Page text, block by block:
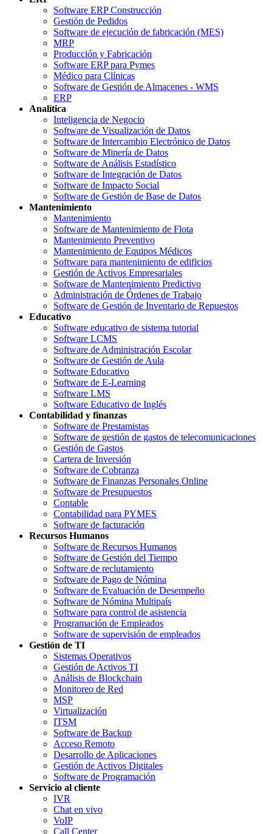
Software ERP Construcción
Gestión de Pedidos
Software de ejecución de fabricación (MES)
MRP
Producción y Fabricación
Software ERP para Pymes
Médico para Clínicas
Software de Gestión de Almacenes - WMS
ERP
Analítica
Inteligencia de Negocio
Software de Visualización de Datos
Software de Intercambio Electrónico de Datos
Software de Minería de Datos
Software de Análisis Estadístico
Software de Integración de Datos
Software de Impacto Social
Software de Gestión de Base de Datos
Mantenimiento
Mantenimiento
Software de Mantenimiento de Flota
Mantenimiento Preventivo
Mantenimiento de Equipos Médicos
Software para mantenimiento de edificios
Gestión de Activos Empresariales
Software de Mantenimiento Predictivo
Administración de Órdenes de Trabajo
Software de Gestión de Inventario de Repuestos
Educativo
Software educativo de sistema tutorial
Software LCMS
Software de Administración Escolar
Software de Gestión de Aula
Software Educativo
Software de E-Learning
Software LMS
Software Educativo de Inglés
Contabilidad y finanzas
Software de Prestamistas
Software de gestión de gastos de telecomunicaciones
Gestión de Gastos
Cartera de Inversión
Software de Cobranza
Software de Finanzas Personales Online
Software de Presupuestos
Contable
Contabilidad para PYMES
Software de facturación
Recursos Humanos
Software de Recursos Humanos
Software de Gestión del Tiempo
Software de reclutamiento
Software de Pago de Nómina
Software de Evaluación de Desempeño
Software de Nómina Multipaís
Software para control de asistencia
Programación de Empleados
Software de supervisión de empleados
Gestión de TI
Sistemas Operativos
Gestión de Activos TI
Análisis de Blockchain
Monitoreo de Red
MSP
Virtualización
ITSM
Software de Backup
Acceso Remoto
Desarrollo de Aplicaciones
Gestión de Activos Digitales
Software de Programación
Servicio al cliente
IVR
Chat en vivo
VoIP
Call Center